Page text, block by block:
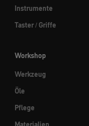
Instrumente
Taster / Griffe
Workshop
Werkzeug
Öle
Pflege